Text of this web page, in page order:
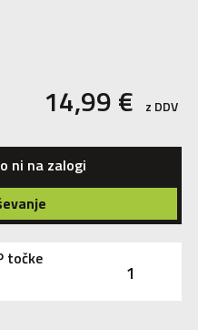
14,99€ z DDV
ni na zalogi
1
točke